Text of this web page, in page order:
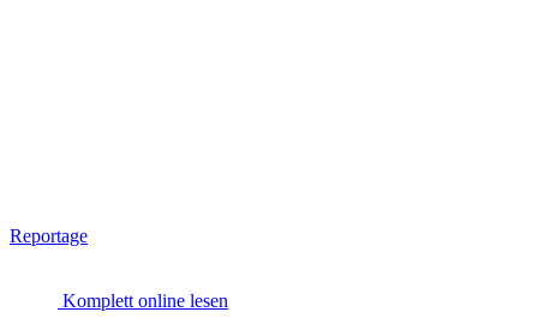
Reportage
Komplett online lesen